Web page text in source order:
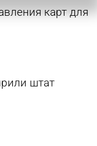
карт для
штат